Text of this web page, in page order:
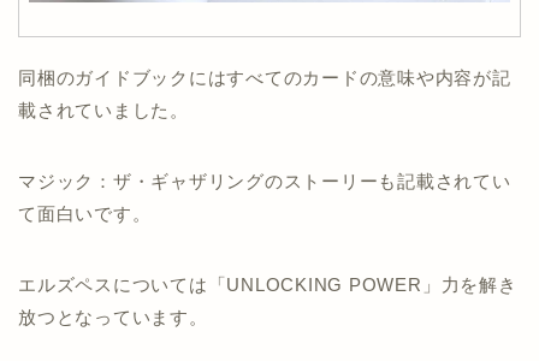
同梱のガイドブックにはすべてのカードの意味や内容が記
載されていました。
マジック：ザ・ギャザリングのストーリーも記載されてい
て面白いです。
エルズペスについては「UNLOCKING POWER」力を解き
放つとなっています。